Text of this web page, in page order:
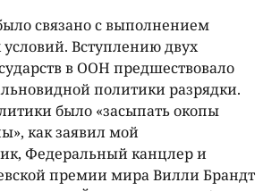
связано с выполнением
Вступлению двух
в ООН предшествовало
политики разрядки.
было «засыпать окопы
как заявил мой
Федеральный канцлер и
премии мира Вилли Брандт